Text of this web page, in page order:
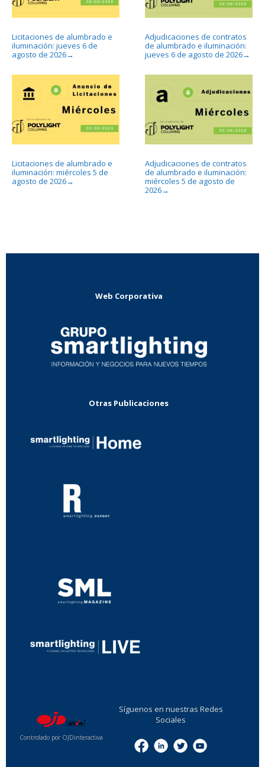
Licitaciones de alumbrado e
iluminación: jueves 6 de
agosto de 2026→
Adjudicaciones de contratos
de alumbrado e iluminación:
jueves 6 de agosto de 2026→
Licitaciones de alumbrado e
iluminación: miércoles 5 de
agosto de 2026→
Adjudicaciones de contratos
de alumbrado e iluminación:
miércoles 5 de agosto de
2026→
Web Corporativa
Otras Publicaciones
Controlado por OJDinteractiva
Síguenos en nuestras Redes
Sociales